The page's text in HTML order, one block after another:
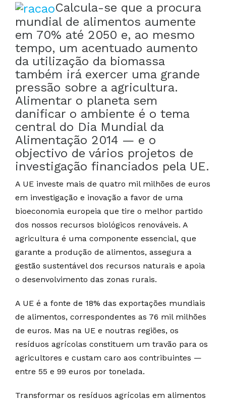
Calcula-se que a procura
mundial de alimentos aumente
em 70% até 2050 e, ao mesmo
tempo, um acentuado aumento
da utilização da biomassa
também irá exercer uma grande
pressão sobre a agricultura.
Alimentar o planeta sem
danificar o ambiente é o tema
central do Dia Mundial da
Alimentação 2014 — e o
objectivo de vários projetos de
investigação financiados pela UE.
A UE investe mais de quatro mil milhões de euros
em investigação e inovação a favor de uma
bioeconomia europeia que tire o melhor partido
dos nossos recursos biológicos renováveis. A
agricultura é uma componente essencial, que
garante a produção de alimentos, assegura a
gestão sustentável dos recursos naturais e apoia
o desenvolvimento das zonas rurais.
A UE é a fonte de 18% das exportações mundiais
de alimentos, correspondentes as 76 mil milhões
de euros. Mas na UE e noutras regiões, os
resíduos agrícolas constituem um travão para os
agricultores e custam caro aos contribuintes —
entre 55 e 99 euros por tonelada.
Transformar os resíduos agrícolas em alimentos